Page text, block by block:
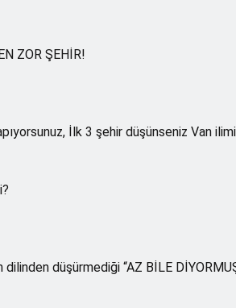
ZOR ŞEHİR!
İlk 3 şehir düşünseniz Van
dilinden düşürmediği “AZ BİLE